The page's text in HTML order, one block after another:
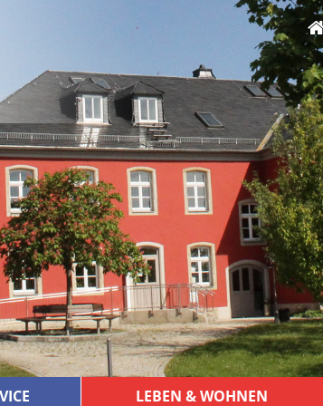
LEBEN & WOHNEN